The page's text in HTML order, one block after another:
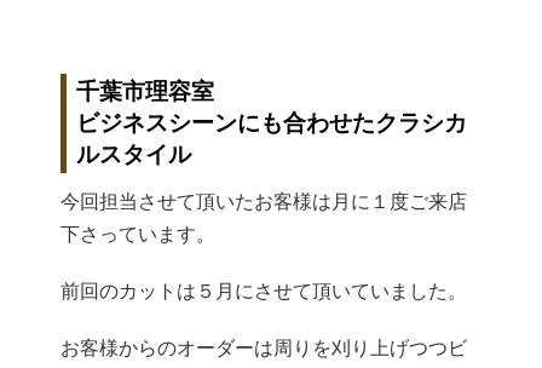
千葉市理容室
ビジネスシーンにも合わせたクラシカ
ルスタイル
今回担当させて頂いたお客様は月に１度ご来店
下さっています。
前回のカットは５月にさせて頂いていました。
お客様からのオーダーは周りを刈り上げつつビ